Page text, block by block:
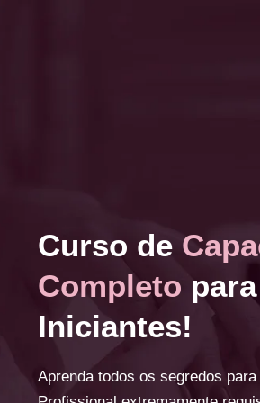
Curso de
Completo
Iniciantes!
Aprenda todos os segredos